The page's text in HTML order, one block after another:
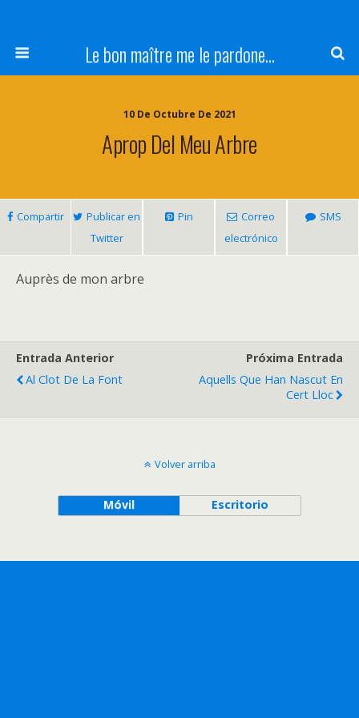
Le bon maître me le pardone...
10 De Octubre De 2021
Aprop Del Meu Arbre
Compartir
Publicar en
Twitter
Pin
Correo
electrónico
SMS
Auprès de mon arbre
Entrada Anterior
Al Clot De La Font
Próxima Entrada
Aquells Que Han Nascut En
Cert Lloc
Volver arriba
Móvil Escritorio